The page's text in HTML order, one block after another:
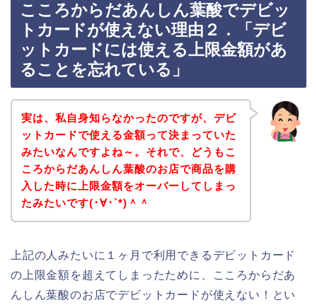
こころからだあんしん葉酸でデビッ
トカードが使えない理由２．「デビ
ットカードには使える上限金額があ
ることを忘れている」
実は、私自身知らなかったのですが、デビ
ットカードで使える金額って決まっていた
みたいなんですよね～。それで、どうもこ
ころからだあんしん葉酸のお店で商品を購
入した時に上限金額をオーバーしてしまっ
たみたいです(･∀･`*)＾＾
上記の人みたいに１ヶ月で利用できるデビットカード
の上限金額を超えてしまったために、こころからだあ
んしん葉酸のお店でデビットカードが使えない！とい